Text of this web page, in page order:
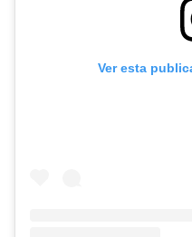
Ver esta